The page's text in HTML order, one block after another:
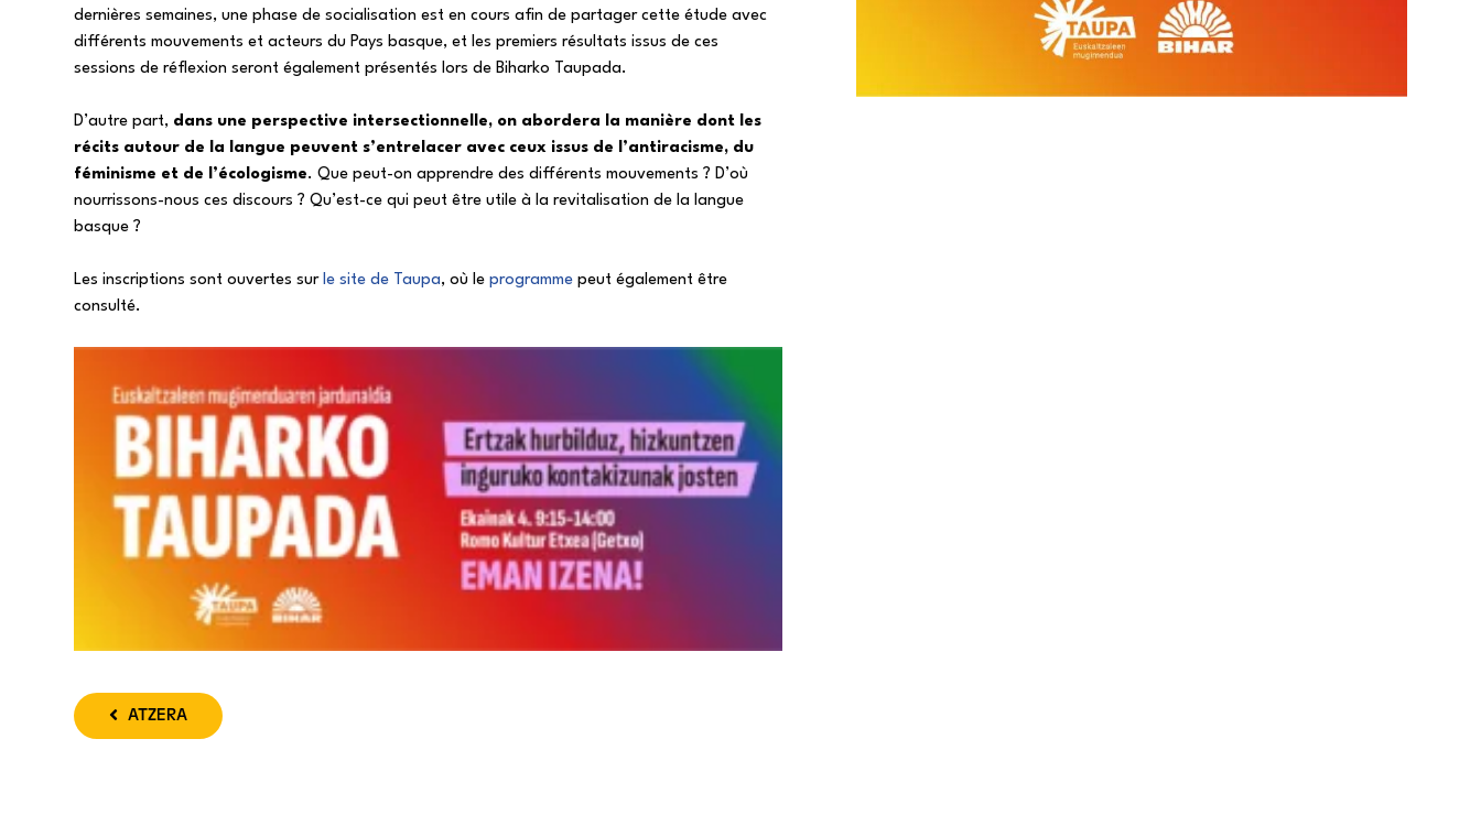
dernières semaines, une phase de socialisation est en cours afin de partager cette étude avec
différents mouvements et acteurs du Pays basque, et les premiers résultats issus de ces
sessions de réflexion seront également présentés lors de Biharko Taupada.
D’autre part, dans une perspective intersectionnelle, on abordera la manière dont les
récits autour de la langue peuvent s’entrelacer avec ceux issus de l’antiracisme, du
féminisme et de l’écologisme. Que peut-on apprendre des différents mouvements ? D’où
nourrissons-nous ces discours ? Qu’est-ce qui peut être utile à la revitalisation de la langue
basque ?
Les inscriptions sont ouvertes surle site de Taupa, où leprogramme peut également être
consulté.
ATZERA